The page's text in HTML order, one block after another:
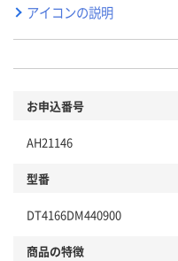
アイコンの説明
お申込番号
AH21146
型番
DT4166DM440900
商品の特徴